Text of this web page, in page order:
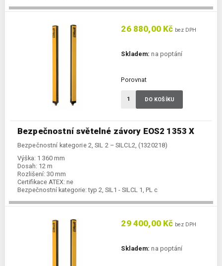
Bezpečnostní světelné závory EOS2 1353 X
Bezpečnostní kategorie 2, SIL 2 – SILCL2, (1320218)
Výška: 1 360 mm
Dosah: 12 m
Rozlišení: 30 mm
Certifikace ATEX: ne
Bezpečnostní kategorie: typ 2, SIL1 - SILCL 1, PL c
26 880,00 Kč bez DPH
Skladem: na poptání
Porovnat
DO KOŠÍKU
29 400,00 Kč bez DPH
Skladem: na poptání